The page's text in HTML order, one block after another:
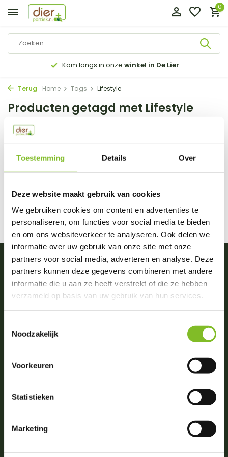
Toestemming Details Over
Deze website maakt gebruik van cookies
We gebruiken cookies om content en advertenties te
personaliseren, om functies voor social media te bieden
en om ons websiteverkeer te analyseren. Ook delen we
informatie over uw gebruik van onze site met onze
partners voor social media, adverteren en analyse. Deze
partners kunnen deze gegevens combineren met andere
informatie die u aan ze heeft verstrekt of die ze hebben
verzameld op basis van uw gebruik van hun services.
Noodzakelijk
Voorkeuren
Statistieken
Marketing
0
Kom langs in onze winkel in De Lier
Terug Home Tags Lifestyle
Producten getagd met Lifestyle
Filter
0 producten Toon:
Geen producten gevonden!...
Vragen of advies nodig?
0031 (0)174 512203
(ma. t/m zat. van 09:00-18:00)